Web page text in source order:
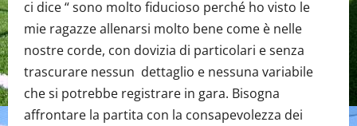
ci dice “ sono molto fiducioso perché ho visto le
mie ragazze allenarsi molto bene come è nelle
nostre corde, con dovizia di particolari e senza
trascurare nessun dettaglio e nessuna variabile
che si potrebbe registrare in gara. Bisogna
affrontare la partita con la consapevolezza dei